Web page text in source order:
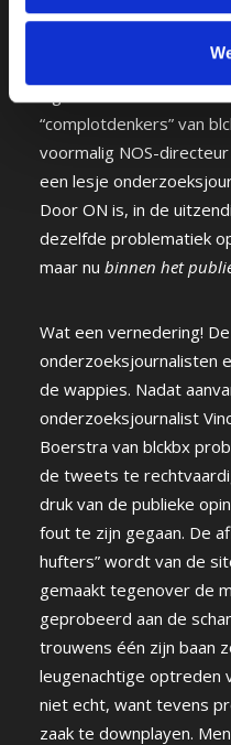
“Zembla onderzoekt
aanzien van de
“complotdenkers” van
voormalig NOS-
een lesje
Door ON is, in de
dezelfde problematiek
maar nu binnen het
Wat een vernedering!
onderzoeksjournalisten
de wappies. Nadat
onderzoeksjournalist
Boerstra van blckbx
de tweets te
druk van de publieke
fout te zijn gegaan. De
hufters” wordt van de
gemaakt tegenover de
geprobeerd aan de
trouwens één zijn baan
leugenachtige optreden
niet echt, want tevens
zaak te downplayen.